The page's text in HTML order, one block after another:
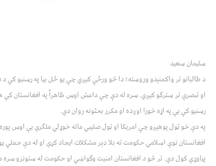
سلیمان سعید
د طالبانو تر واکمنېدو وروسته؛ دا څو ورځې کيږي چې يو ځل بيا په رسنيو کې د
او تبصرې تر سترګو کيږي. سره له دې چې داعش اوس ظاهراً په افغانستان کې
رسنيو کې يې په اړه خورا اوږده او مکرر بحثونه روان دي.
په دې خو ټول پوهېږو چې امريکا او ټول صليبي ماته خوړلي ملګري يې اوس
افغانستان نوي اسلامي حکومت ته بلا ډېر مشکلات ايجاد کړي او له دې جملې
پياوړي کول دي. تر څو د افغانستان امنيت وګواښي او حکومت له ستونزو